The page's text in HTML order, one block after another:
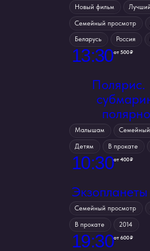
новый фильм
семейный просмотр
беларусь
россия
13:30от 500 ₽
Полярис.
малышам
детям
в прокате
10:30от 400 ₽
Экзопланеты
семейный просмотр
в прокате
2014
19:30от 600 ₽